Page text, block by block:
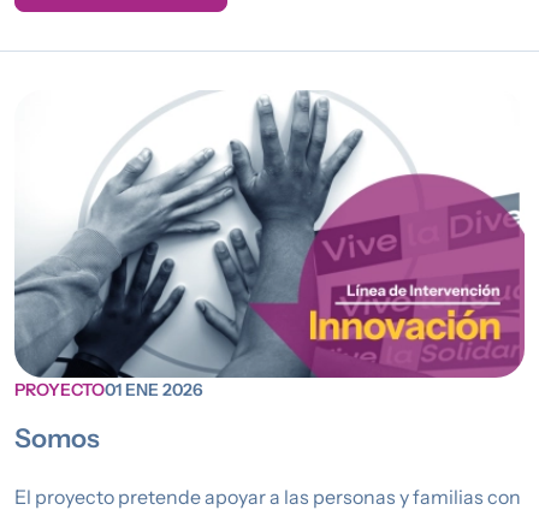
PROYECTO01 ENE 2026
Somos
El proyecto pretende apoyar a las personas y familias con